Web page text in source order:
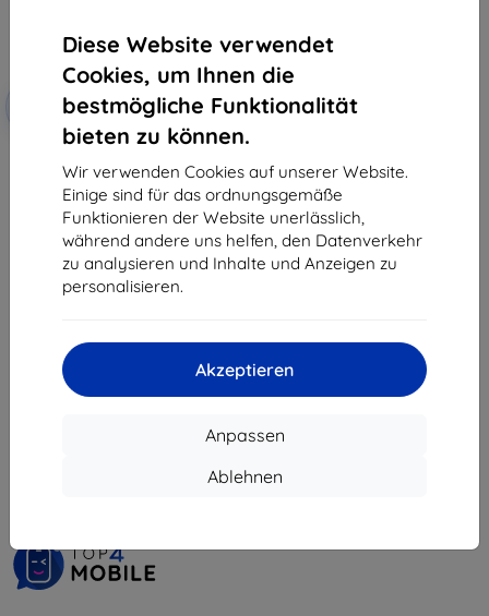
Diese Website verwendet
Cookies, um Ihnen die
bestmögliche Funktionalität
bieten zu können.
Wir verwenden Cookies auf unserer Website.
Einige sind für das ordnungsgemäße
Funktionieren der Website unerlässlich,
während andere uns helfen, den Datenverkehr
zu analysieren und Inhalte und Anzeigen zu
personalisieren.
Akzeptieren
Anpassen
Ablehnen
Rabatt
mit
Gutschein
EXTRA10
12,90 €
11,61 €
Auf Lager 1 Stk.
vom ganzen5.